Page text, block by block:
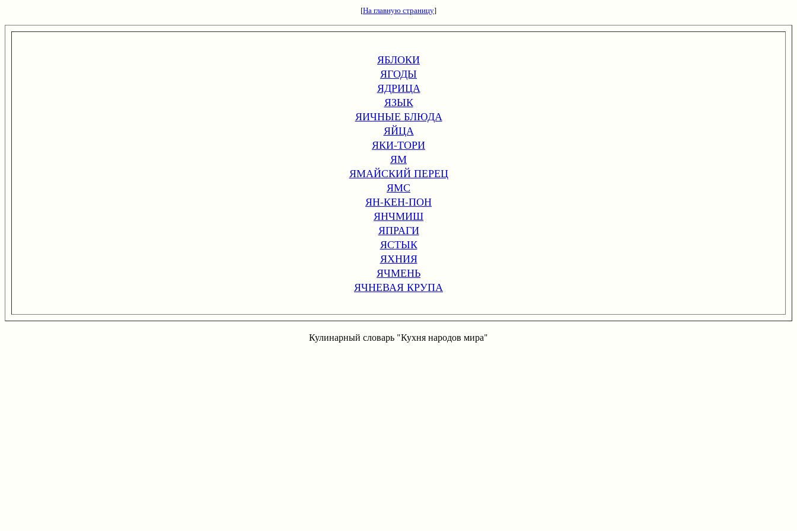
[На главную страницу]
ЯБЛОКИ
ЯГОДЫ
ЯДРИЦА
ЯЗЫК
ЯИЧНЫЕ БЛЮДА
ЯЙЦА
ЯКИ-ТОРИ
ЯМ
ЯМАЙСКИЙ ПЕРЕЦ
ЯМС
ЯН-КЕН-ПОН
ЯНЧМИШ
ЯПРАГИ
ЯСТЫК
ЯХНИЯ
ЯЧМЕНЬ
ЯЧНЕВАЯ КРУПА
Кулинарный словарь "Кухня народов мира"